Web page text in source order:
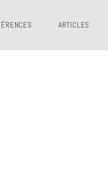
ARTICLES